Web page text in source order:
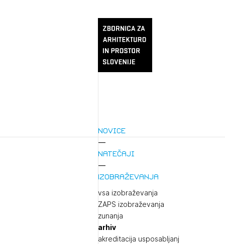
Novice
Natečaji
Izobraževanja
vsa izobraževanja
ZAPS izobraževanja
zunanja
arhiv
akreditacija usposabljanj